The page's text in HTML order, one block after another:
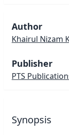
Author
Khairul Nizam
Publisher
PTS
Synopsis